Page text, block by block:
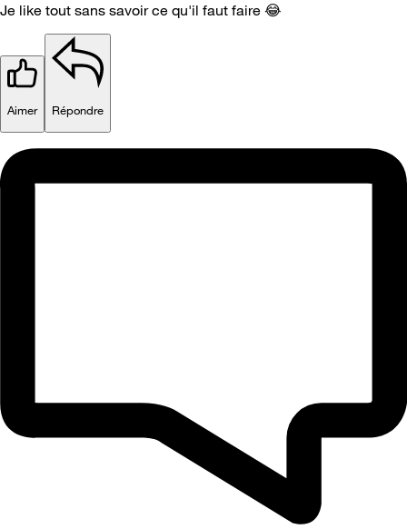
Je like tout sans savoir ce qu'il faut faire 😂
Aimer Répondre